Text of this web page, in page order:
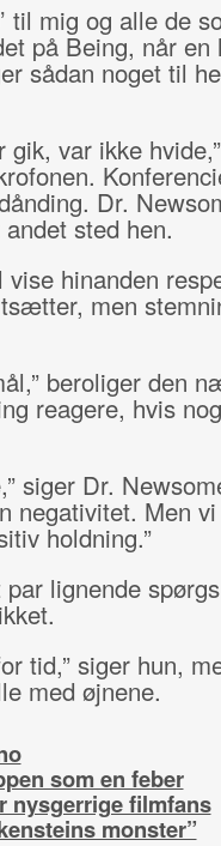
til mig og alle de
på Being, når en
sådan noget til
gik, var ikke
Dr.
sted hen.
hinanden
men
beroliger den
reagere, hvis
siger Dr.
negativitet. Men
holdning.”
lignende
tid,” siger hun,
med øjnene.
som en feber
nysgerrige filmfans
monster”